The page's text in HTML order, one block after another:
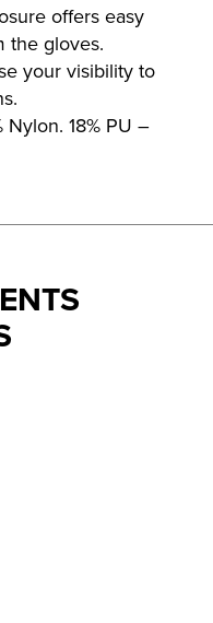
offers easy
the gloves.
your visibility to
18% PU –